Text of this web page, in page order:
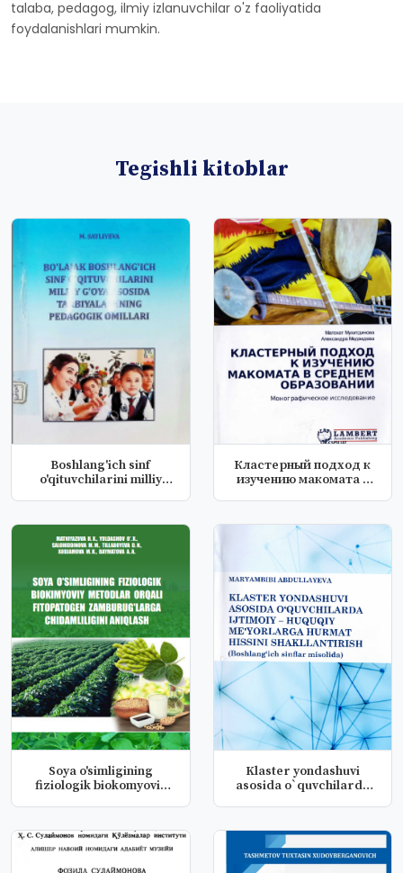
talaba, pedagog, ilmiy izlanuvchilar o'z faoliyatida
foydalanishlari mumkin.
Tegishli kitoblar
Boshlang'ich sinf
o'qituvchilarini milliy
Кластерный подход к
изучению макомата в
Soya o'simligining
fiziologik biokomyoviy
Klaster yondashuvi
asosida o`quvchilarda